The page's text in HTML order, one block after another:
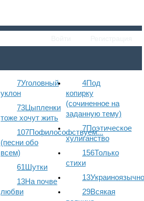
7Уголовный
уклон
73Цыпленки
тоже хочут жить
107Пофилософствуем...
(песни обо
всем)
61Шутки
13На почве
любви
4Под
копирку
(сочиненное на
заданную тему)
7Поэтическое
хулиганство
156Только
стихи
13
29Всякая